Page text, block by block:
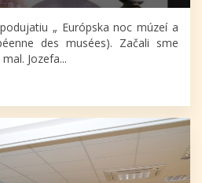
„ Európska noc múzeí a
des musées). Začali sme
Jozefa...